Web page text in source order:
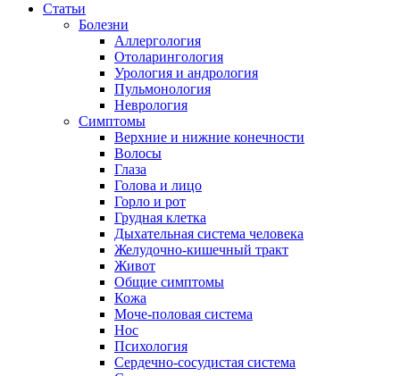
Статьи
Болезни
Аллергология
Отоларингология
Урология и андрология
Пульмонология
Неврология
Симптомы
Верхние и нижние конечности
Волосы
Глаза
Голова и лицо
Горло и рот
Грудная клетка
Дыхательная система человека
Желудочно-кишечный тракт
Живот
Общие симптомы
Кожа
Моче-половая система
Нос
Психология
Сердечно-сосудистая система